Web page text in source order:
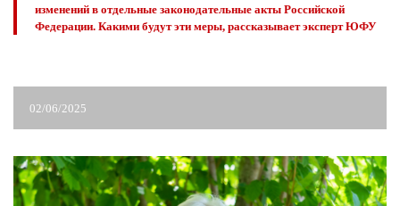
изменений в отдельные законодательные акты Российской
Федерации. Какими будут эти меры, рассказывает эксперт ЮФУ
02/06/2025